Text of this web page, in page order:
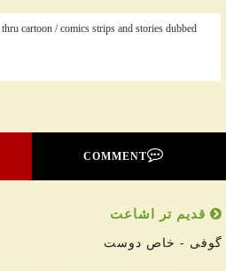
cartoon / comics strips and stories dubbed
COMMENT
قدیم تر اشاعت
گوفی - خاص دوست